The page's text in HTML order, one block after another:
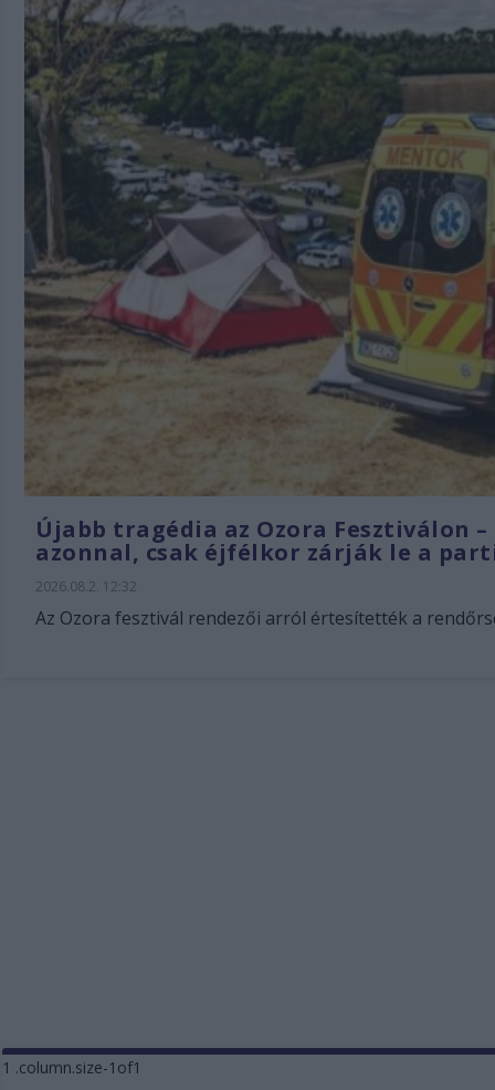
Újabb tragédia az Ozora Fesztiválon
azonnal, csak éjfélkor zárják le a
2026.08.2. 12:32
Az Ozora fesztivál rendezői arról értesítették a